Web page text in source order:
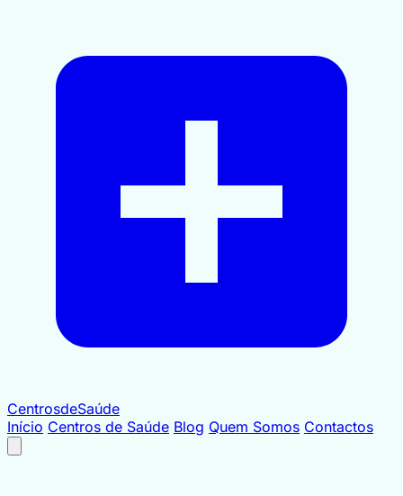
CentrosdeSaúde
Início Centros de Saúde Blog Quem Somos Contactos